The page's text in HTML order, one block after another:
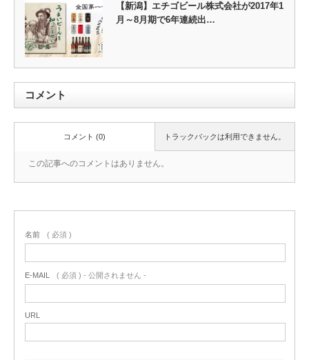
【新潟】エチゴビール株式会社が2017年1
月～8月期で6年連続出…
コメント
トラックバックは利用できません。
コメント (0)
この記事へのコメントはありません。
名前 ( 必須 )
E-MAIL ( 必須 ) - 公開されません -
URL